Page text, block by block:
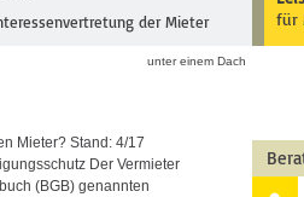
der Mieter
für
unter einem Dach
Mieter? Stand: 4/17
Der Vermieter
(BGB) genannten